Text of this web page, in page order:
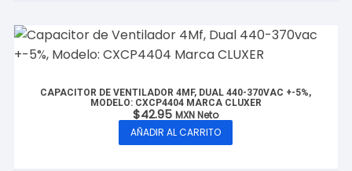
CAPACITOR DE VENTILADOR 4MF, DUAL 440-370VAC +-5%,
MODELO: CXCP4404 MARCA CLUXER
$42.95 MXN Neto
AÑADIR AL CARRITO